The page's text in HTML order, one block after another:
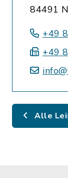
84491
+49
+49
Alle